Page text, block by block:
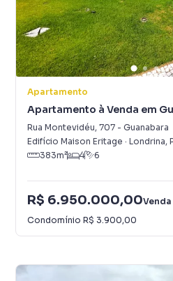
Apartamento
Apartamento à Venda em
Rua Montevidéu, 707 - Guanabara
Edifício Maison Eritage · Londrina,
383m² 4 6
R$ 6.950.000,00Venda
Condomínio R$ 3.900,00